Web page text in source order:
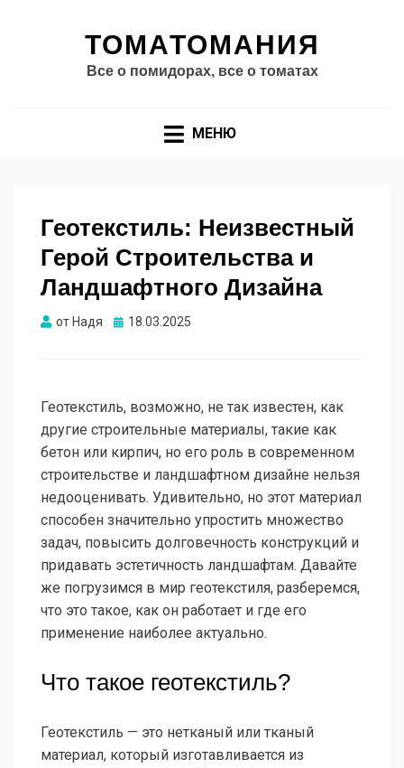
ТОМАТОМАНИЯ
Все о помидорах, все о томатах
МЕНЮ
Геотекстиль: Неизвестный
Герой Строительства и
Ландшафтного Дизайна
от Надя Опубликовано
18.03.2025
Геотекстиль, возможно, не так известен, как
другие строительные материалы, такие как
бетон или кирпич, но его роль в современном
строительстве и ландшафтном дизайне нельзя
недооценивать. Удивительно, но этот материал
способен значительно упростить множество
задач, повысить долговечность конструкций и
придавать эстетичность ландшафтам. Давайте
же погрузимся в мир геотекстиля, разберемся,
что это такое, как он работает и где его
применение наиболее актуально.
Что такое геотекстиль?
Геотекстиль — это нетканый или тканый
материал, который изготавливается из